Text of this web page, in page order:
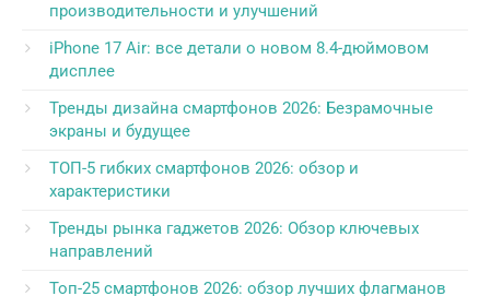
производительности и улучшений
iPhone 17 Air: все детали о новом 8.4-дюймовом
дисплее
Тренды дизайна смартфонов 2026: Безрамочные
экраны и будущее
ТОП-5 гибких смартфонов 2026: обзор и
характеристики
Тренды рынка гаджетов 2026: Обзор ключевых
направлений
Топ-25 смартфонов 2026: обзор лучших флагманов